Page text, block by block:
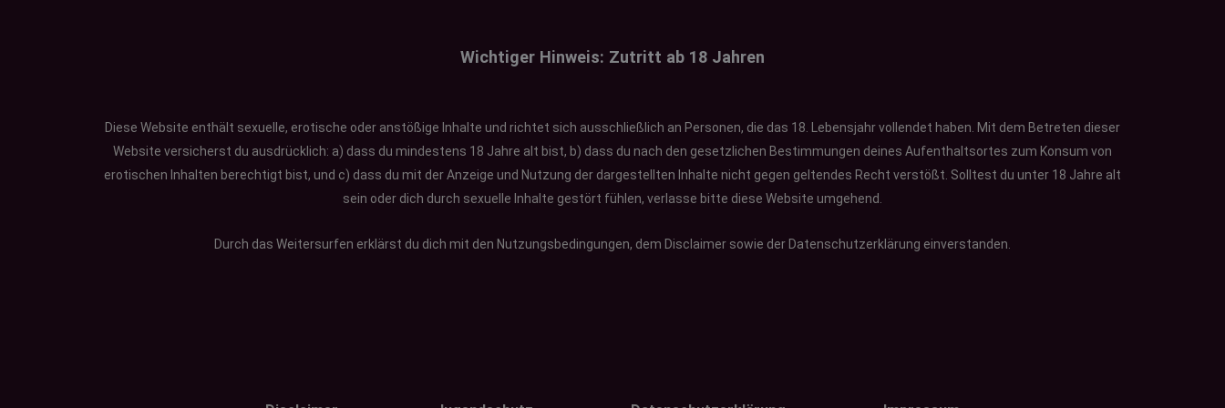
Wichtiger Hinweis: Zutritt ab 18 Jahren
Diese Website enthält sexuelle, erotische oder anstößige Inhalte und richtet sich ausschließlich an Personen, die das 18. Lebensjahr vollendet haben. Mit dem Betreten dieser
Website versicherst du ausdrücklich: a) dass du mindestens 18 Jahre alt bist, b) dass du nach den gesetzlichen Bestimmungen deines Aufenthaltsortes zum Konsum von
erotischen Inhalten berechtigt bist, und c) dass du mit der Anzeige und Nutzung der dargestellten Inhalte nicht gegen geltendes Recht verstößt. Solltest du unter 18 Jahre alt
sein oder dich durch sexuelle Inhalte gestört fühlen, verlasse bitte diese Website umgehend.
Durch das Weitersurfen erklärst du dich mit den Nutzungsbedingungen, dem Disclaimer sowie der Datenschutzerklärung einverstanden.